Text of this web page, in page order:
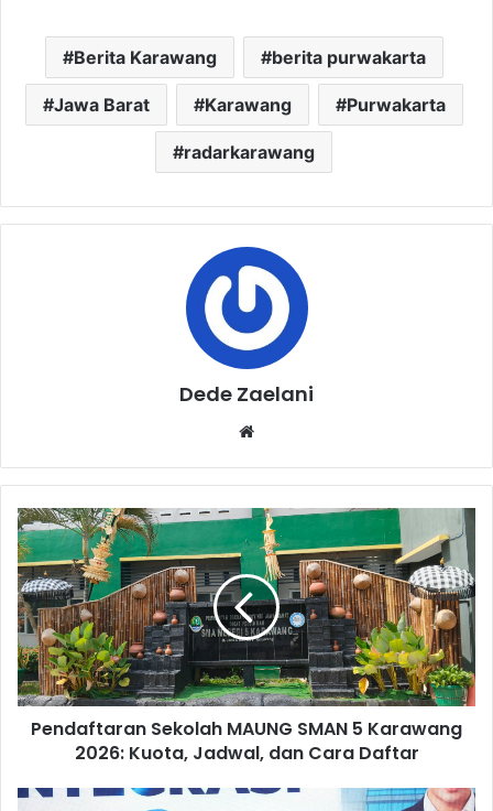
Berita Karawang berita purwakarta
Jawa Barat Karawang Purwakarta
radarkarawang
Dede Zaelani
Pendaftaran
Sekolah
MAUNG
SMAN
5
Karawang
2026:
Kuota,
Jadwal,
danPendaftaran Sekolah MAUNG SMAN 5 Karawang
2026: Kuota, Jadwal, dan Cara Daftar
Transformasi